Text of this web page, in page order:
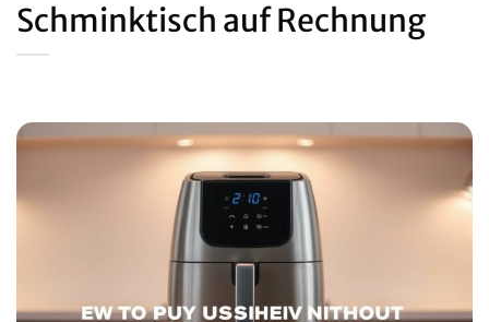
Schminktisch auf Rechnung